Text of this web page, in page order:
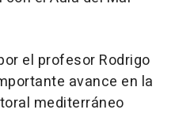
el profesor Rodrigo
avance en la
mediterráneo